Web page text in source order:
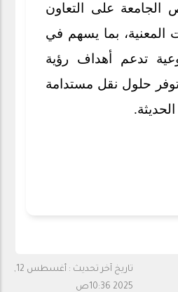
الجامعة على التعاون
المعنية، بما يسهم في
تدعم أهداف رؤية
2030، وتوفر حلول نقل مستدامة
تاريخ آخر تحديث :
أغسطس 12,
2025 10:36ص